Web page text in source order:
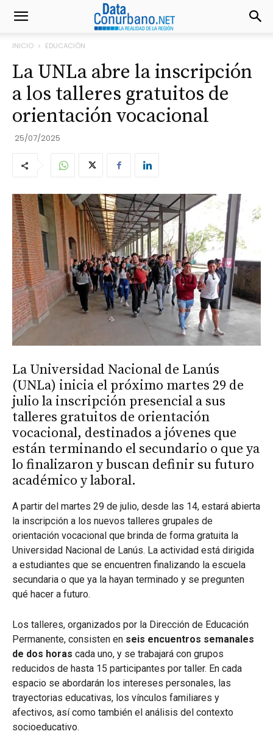
INICIO EDUCACIÓN
La UNLa abre la inscripción
a los talleres gratuitos de
orientación vocacional
25/07/2025
La Universidad Nacional de Lanús
(UNLa) inicia el próximo martes 29 de
julio la inscripción presencial a sus
talleres gratuitos de orientación
vocacional, destinados a jóvenes que
están terminando el secundario o que ya
lo finalizaron y buscan definir su futuro
académico y laboral.
A partir del martes 29 de julio, desde las 14, estará abierta
la inscripción a los nuevos talleres grupales de
orientación vocacional que brinda de forma gratuita la
Universidad Nacional de Lanús. La actividad está dirigida
a estudiantes que se encuentren finalizando la escuela
secundaria o que ya la hayan terminado y se pregunten
qué hacer a futuro.
Los talleres, organizados por la Dirección de Educación
Permanente, consisten en seis encuentros semanales
de dos horas cada uno, y se trabajará con grupos
reducidos de hasta 15 participantes por taller. En cada
espacio se abordarán los intereses personales, las
trayectorias educativas, los vínculos familiares y
afectivos, así como también el análisis del contexto
socioeducativo.